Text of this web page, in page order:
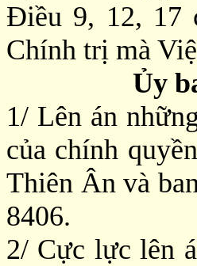
Điều 9, 12, 17
Chính trị mà
Ủy
1/ Lên án
của chính
Thiên Ân và
8406.
2/ Cực lực lên